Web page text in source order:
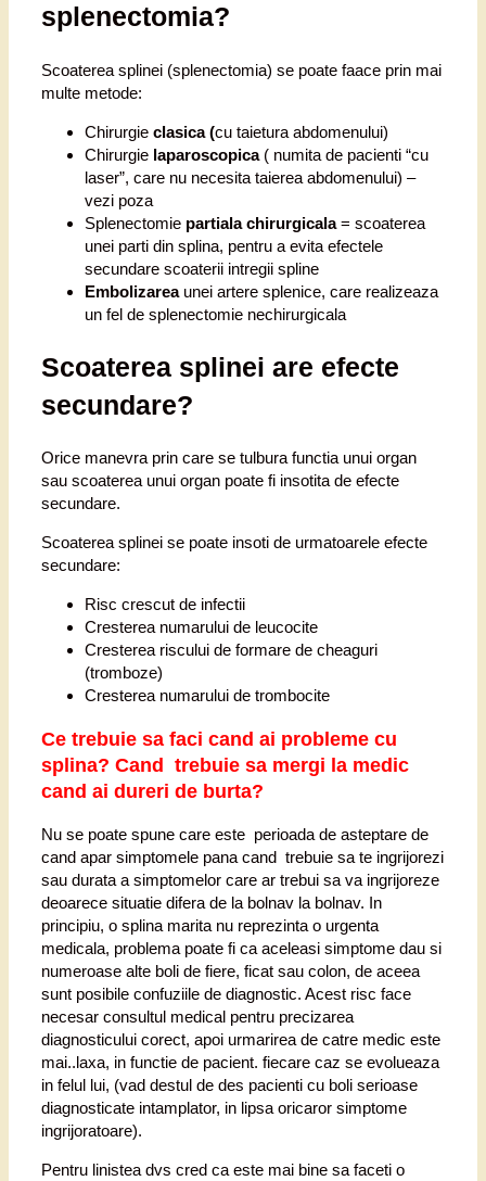
splenectomia?
Scoaterea splinei (splenectomia) se poate faace prin mai
multe metode:
Chirurgie clasica (cu taietura abdomenului)
Chirurgie laparoscopica( numita de pacienti “cu
laser”, care nu necesita taierea abdomenului) –
vezi poza
Splenectomie partiala chirurgicala= scoaterea
unei parti din splina, pentru a evita efectele
secundare scoaterii intregii spline
Embolizarea unei artere splenice, care realizeaza
un fel de splenectomie nechirurgicala
Scoaterea splinei are efecte
secundare?
Orice manevra prin care se tulbura functia unui organ
sau scoaterea unui organ poate fi insotita de efecte
secundare.
Scoaterea splinei se poate insoti de urmatoarele efecte
secundare:
Risc crescut de infectii
Cresterea numarului de leucocite
Cresterea riscului de formare de cheaguri
(tromboze)
Cresterea numarului de trombocite
Ce trebuie sa faci cand ai probleme cu
splina? Cand trebuie sa mergi la medic
cand ai dureri de burta?
Nu se poate spune care este perioada de asteptare de
cand apar simptomele pana cand trebuie sa te ingrijorezi
sau durata a simptomelor care ar trebui sa va ingrijoreze
deoarece situatie difera de la bolnav la bolnav. In
principiu, o splina marita nu reprezinta o urgenta
medicala, problema poate fi ca aceleasi simptome dau si
numeroase alte boli de fiere, ficat sau colon, de aceea
sunt posibile confuziile de diagnostic. Acest risc face
necesar consultul medical pentru precizarea
diagnosticului corect, apoi urmarirea de catre medic este
mai..laxa, in functie de pacient. fiecare caz se evolueaza
in felul lui, (vad destul de des pacienti cu boli serioase
diagnosticate intamplator, in lipsa oricaror simptome
ingrijoratoare).
Pentru linistea dvs cred ca este mai bine sa faceti o